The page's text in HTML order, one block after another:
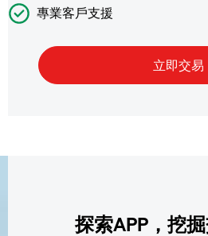
專業客戶支援
探索APP，挖